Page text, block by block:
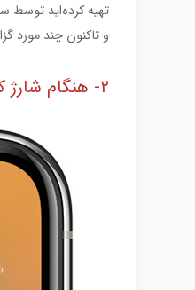
تهیه کرده‌اید توسط
و تاکنون چند مورد
2- هنگام شارژ کردن گوشی را در حالت پرواز قرار دهیم؟